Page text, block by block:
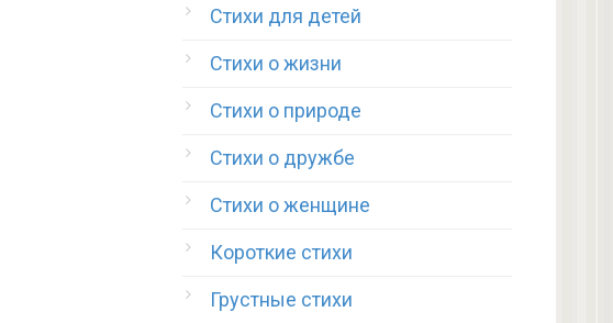
Стихи для детей
Стихи о жизни
Стихи о природе
Стихи о дружбе
Стихи о женщине
Короткие стихи
Грустные стихи